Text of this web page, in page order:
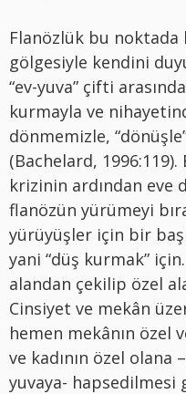
Flanözlük bu
gölgesiyle kendini
“ev-yuva” çifti
kurmayla ve
dönmemizle,
(Bachelard, 1996:119).
krizinin ardından eve
flanözün yürümeyi
yürüyüşler için bir
yani “düş kurmak”
alandan çekilip özel
Cinsiyet ve mekân
hemen mekânın özel
ve kadının özel olana
yuvaya- hapsedilmesi